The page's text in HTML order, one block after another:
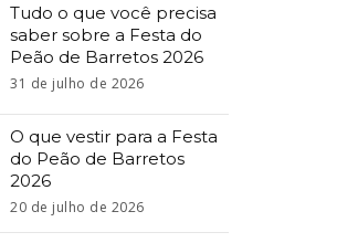
Tudo o que você precisa
saber sobre a Festa do
Peão de Barretos 2026
31 de julho de 2026
O que vestir para a Festa
do Peão de Barretos
2026
20 de julho de 2026